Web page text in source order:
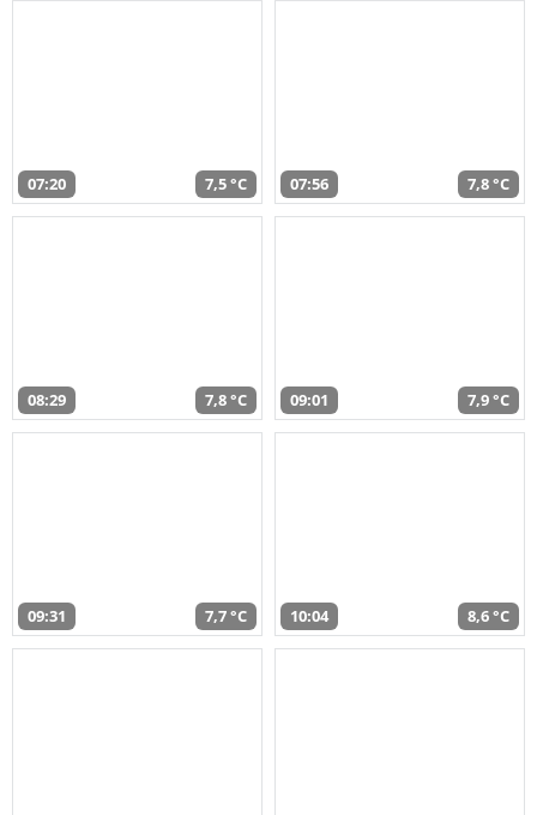
07:20 7,5 °C 07:56 7,8 °C
08:29 7,8 °C 09:01 7,9 °C
09:31 7,7 °C 10:04 8,6 °C